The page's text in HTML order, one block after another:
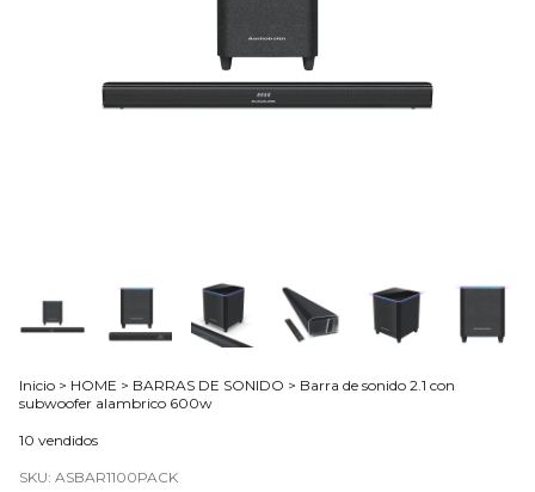
Inicio > HOME > BARRAS DE SONIDO > Barra de sonido 2.1 con
subwoofer alambrico 600w
10 vendidos
SKU: ASBAR1100PACK